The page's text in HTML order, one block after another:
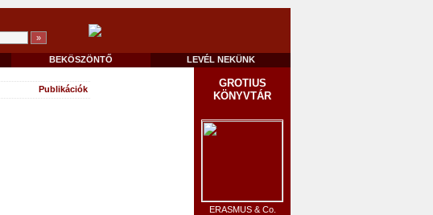
BEKÖSZÖNTŐ LEVÉL NEKÜNK
Publikációk
GROTIUS
KÖNYVTÁR
ERASMUS & Co.